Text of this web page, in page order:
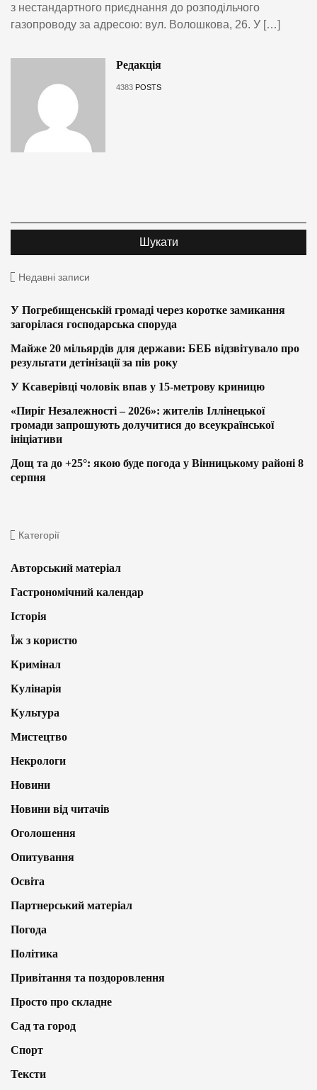
з нестандартного приєднання до розподільчого
газопроводу за адресою: вул. Волошкова, 26. У […]
Редакція
4383 POSTS
Недавні записи
У Погребищенській громаді через коротке замикання
загорілася господарська споруда
Майже 20 мільярдів для держави: БЕБ відзвітувало про
результати детінізації за пів року
У Ксаверівці чоловік впав у 15-метрову криницю
«Пиріг Незалежності – 2026»: жителів Іллінецької
громади запрошують долучитися до всеукраїнської
ініціативи
Дощ та до +25°: якою буде погода у Вінницькому районі 8
серпня
Категорії
Авторський матеріал
Гастрономічний календар
Історія
Їж з користю
Кримінал
Кулінарія
Культура
Мистецтво
Некрологи
Новини
Новини від читачів
Оголошення
Опитування
Освіта
Партнерський матеріал
Погода
Політика
Привітання та поздоровлення
Просто про складне
Сад та город
Спорт
Тексти